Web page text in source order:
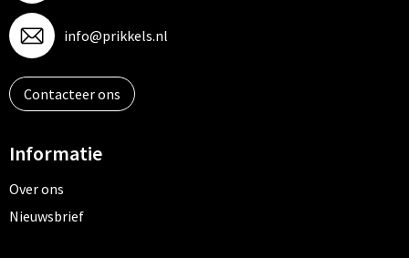
info@prikkels.nl
Contacteer ons
Informatie
Over ons
Nieuwsbrief